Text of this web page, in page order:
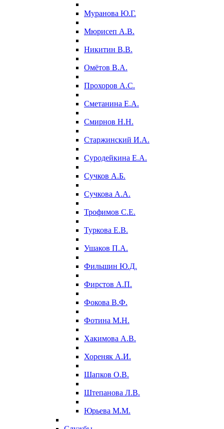
Муранова Ю.Г.
Мюрисеп А.В.
Никитин В.В.
Омётов В.А.
Прохоров А.С.
Сметанина Е.А.
Смирнов Н.Н.
Старжинский И.А.
Суродейкина Е.А.
Сучков А.Б.
Сучкова А.А.
Трофимов С.Е.
Туркова Е.В.
Ушаков П.А.
Фильшин Ю.Д.
Фирстов А.П.
Фокова В.Ф.
Фотина М.Н.
Хакимова А.В.
Хореняк А.И.
Шапков О.В.
Штепанова Л.В.
Юрьева М.М.